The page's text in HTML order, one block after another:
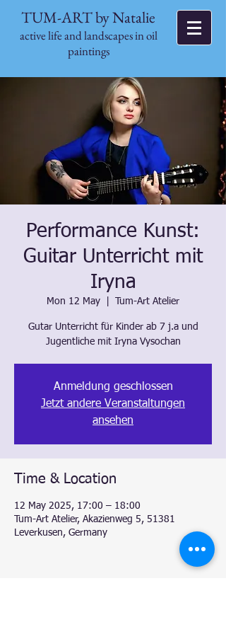
TUM-ART by Natalie
active life and landscapes in oil
paintings
Performance Kunst:
Guitar Unterricht mit
Iryna
Mon 12 May Tum-Art Atelier
Gutar Unterricht für Kinder ab 7 j.a und
Jugentliche mit Iryna Vysochan
Anmeldung geschlossen
Jetzt andere Veranstaltungen
ansehen
Time & Location
12 May 2025, 17:00 – 18:00
Tum-Art Atelier, Akazienweg 5, 51381
Leverkusen, Germany